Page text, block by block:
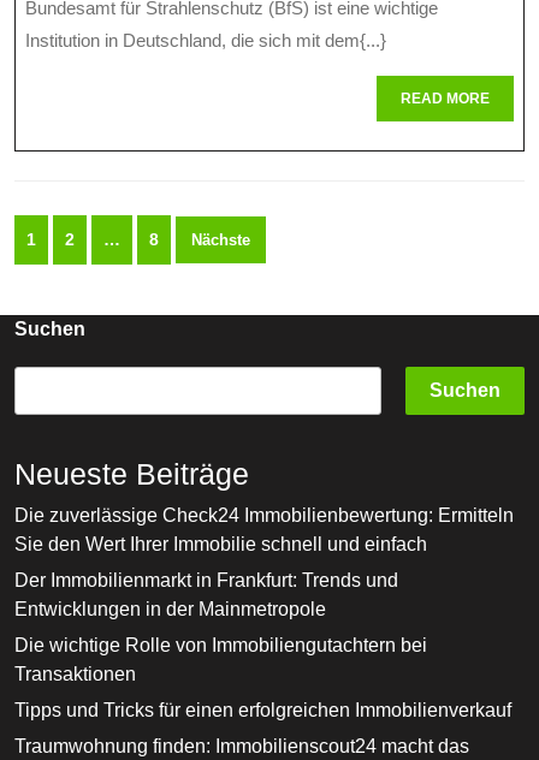
Für
Im
Bundesamt für Strahlenschutz (BfS) ist eine wichtige
Institution in Deutschland, die sich mit dem{...}
READ MOREREAD
MORE
Seitennummerierung
der
1 2 … 8 Nächste
Suchen
Suchen
Neueste Beiträge
Die zuverlässige Check24 Immobilienbewertung: Ermitteln
Sie den Wert Ihrer Immobilie schnell und einfach
Der Immobilienmarkt in Frankfurt: Trends und
Entwicklungen in der Mainmetropole
Die wichtige Rolle von Immobiliengutachtern bei
Transaktionen
Tipps und Tricks für einen erfolgreichen Immobilienverkauf
Traumwohnung finden: Immobilienscout24 macht das